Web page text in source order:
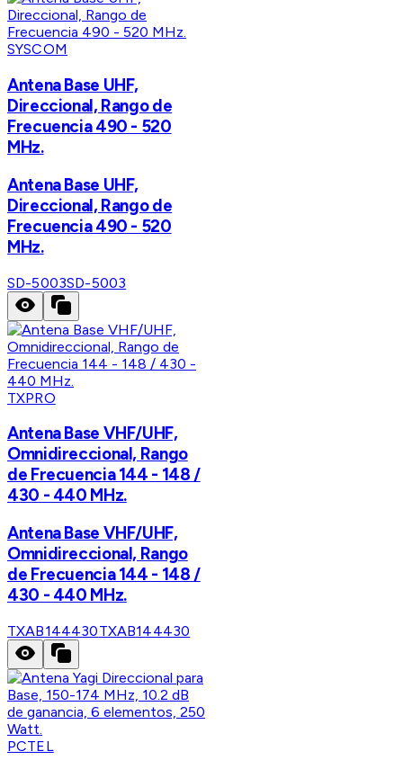
SYSCOM
Antena Base UHF,
Direccional, Rango de
Frecuencia 490 - 520
MHz.
Antena Base UHF,
Direccional, Rango de
Frecuencia 490 - 520
MHz.
SD-5003SD-5003
TXPRO
Antena Base VHF/UHF,
Omnidireccional, Rango
de Frecuencia 144 - 148 /
430 - 440 MHz.
Antena Base VHF/UHF,
Omnidireccional, Rango
de Frecuencia 144 - 148 /
430 - 440 MHz.
TXAB144430TXAB144430
PCTEL